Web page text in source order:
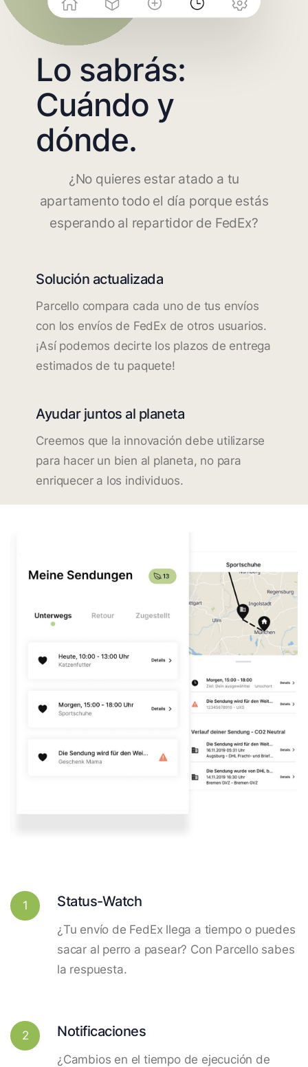
Lo sabrás:
Cuándo y
dónde.
¿No quieres estar atado a tu
apartamento todo el día porque estás
esperando al repartidor de FedEx?
Solución actualizada
Parcello compara cada uno de tus envíos
con los envíos de FedEx de otros usuarios.
¡Así podemos decirte los plazos de entrega
estimados de tu paquete!
Ayudar juntos al planeta
Creemos que la innovación debe utilizarse
para hacer un bien al planeta, no para
enriquecer a los individuos.
1 Status-Watch
¿Tu envío de FedEx llega a tiempo o puedes
sacar al perro a pasear? Con Parcello sabes
la respuesta.
2 Notificaciones
¿Cambios en el tiempo de ejecución de